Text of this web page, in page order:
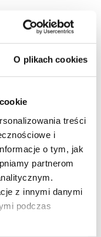
O plikach cookies
treści
i
o tym, jak
partnerom
z innymi danymi
podczas
traktorów,
głębinowych,
wozideł, koparek,
ssących, koparek
w naszej
budowlanej